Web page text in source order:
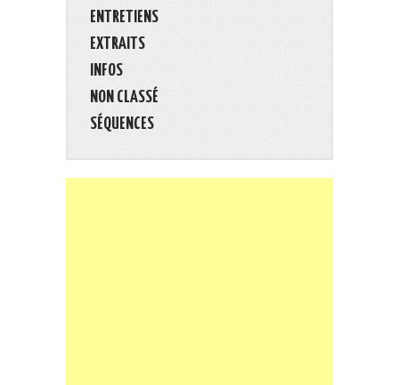
ENTRETIENS
EXTRAITS
INFOS
NON CLASSÉ
SÉQUENCES